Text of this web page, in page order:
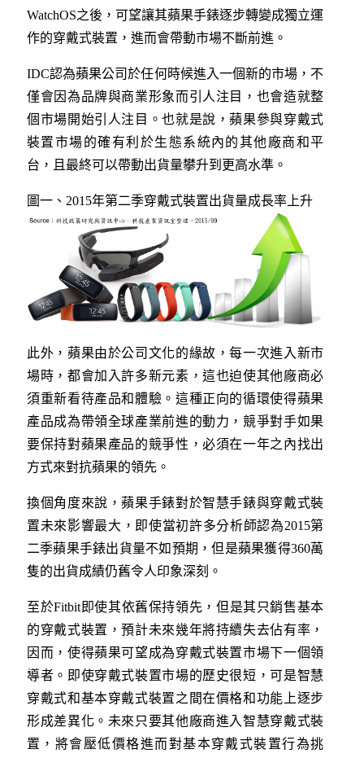
WatchOS之後，可望讓其蘋果手錶逐步轉變成獨立運
作的穿戴式裝置，進而會帶動市場不斷前進。
IDC認為蘋果公司於任何時候進入一個新的市場，不
僅會因為品牌與商業形象而引人注目，也會造就整
個市場開始引人注目。也就是說，蘋果參與穿戴式
裝置市場的確有利於生態系統內的其他廠商和平
台，且最終可以帶動出貨量攀升到更高水準。
圖一、2015年第二季穿戴式裝置出貨量成長率上升
此外，蘋果由於公司文化的緣故，每一次進入新市
場時，都會加入許多新元素，這也迫使其他廠商必
須重新看待產品和體驗。這種正向的循環使得蘋果
產品成為帶領全球產業前進的動力，競爭對手如果
要保持對蘋果產品的競爭性，必須在一年之內找出
方式來對抗蘋果的領先。
換個角度來說，蘋果手錶對於智慧手錶與穿戴式裝
置未來影響最大，即使當初許多分析師認為2015第
二季蘋果手錶出貨量不如預期，但是蘋果獲得360萬
隻的出貨成績仍舊令人印象深刻。
至於Fitbit即使其依舊保持領先，但是其只銷售基本
的穿戴式裝置，預計未來幾年將持續失去佔有率，
因而，使得蘋果可望成為穿戴式裝置市場下一個領
導者。即使穿戴式裝置市場的歷史很短，可是智慧
穿戴式和基本穿戴式裝置之間在價格和功能上逐步
形成差異化。未來只要其他廠商進入智慧穿戴式裝
置，將會壓低價格進而對基本穿戴式裝置行為挑